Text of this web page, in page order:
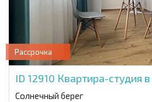
Рассрочка
ID 12910 Квартира-студия
Солнечный берег